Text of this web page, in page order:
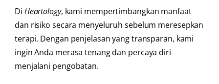
Di Heartology, kami mempertimbangkan manfaat
dan risiko secara menyeluruh sebelum meresepkan
terapi. Dengan penjelasan yang transparan, kami
ingin Anda merasa tenang dan percaya diri
menjalani pengobatan.